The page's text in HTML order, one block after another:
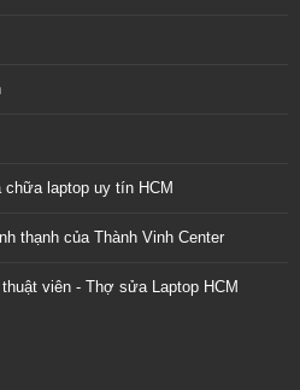
laptop uy tín HCM
thạnh của Thành Vinh Center
viên - Thợ sửa Laptop HCM